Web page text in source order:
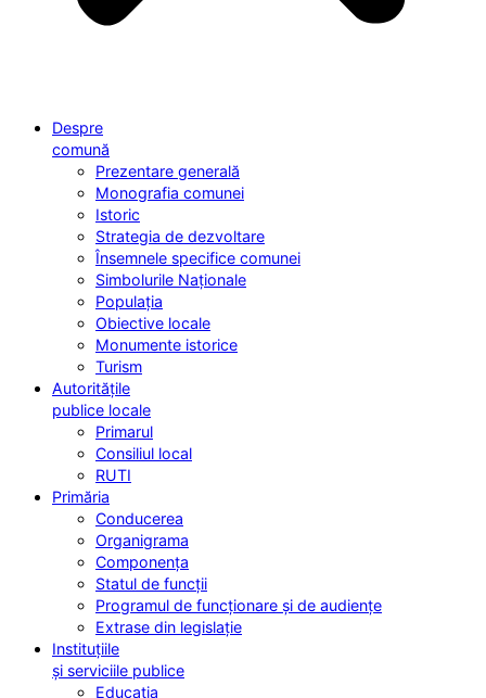
Despre
comună
Prezentare generală
Monografia comunei
Istoric
Strategia de dezvoltare
Însemnele specifice comunei
Simbolurile Naționale
Populația
Obiective locale
Monumente istorice
Turism
Autoritățile
publice locale
Primarul
Consiliul local
RUTI
Primăria
Conducerea
Organigrama
Componența
Statul de funcții
Programul de funcționare și de audiențe
Extrase din legislație
Instituțiile
și serviciile publice
Educația